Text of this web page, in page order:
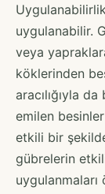
uygulanabilir.
veya
köklerinden
aracılığıyla
emilen
etkili bir
gübrelerin